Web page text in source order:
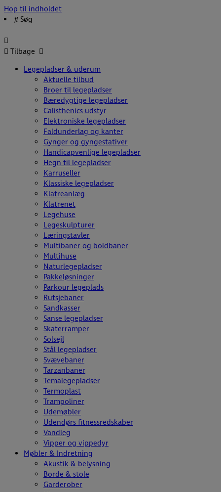
Hop til indholdet
Søg
Tilbage
Legepladser & uderum
Aktuelle tilbud
Broer til legepladser
Bæredygtige legepladser
Calisthenics udstyr
Elektroniske legepladser
Faldunderlag og kanter
Gynger og gyngestativer
Handicapvenlige legepladser
Hegn til legepladser
Karruseller
Klassiske legepladser
Klatreanlæg
Klatrenet
Legehuse
Legeskulpturer
Læringstavler
Multibaner og boldbaner
Multihuse
Naturlegepladser
Pakkeløsninger
Parkour legeplads
Rutsjebaner
Sandkasser
Sanse legepladser
Skaterramper
Solsejl
Stål legepladser
Svævebaner
Tarzanbaner
Temalegepladser
Termoplast
Trampoliner
Udemøbler
Udendørs fitnessredskaber
Vandleg
Vipper og vippedyr
Møbler & Indretning
Akustik & belysning
Borde & stole
Garderober